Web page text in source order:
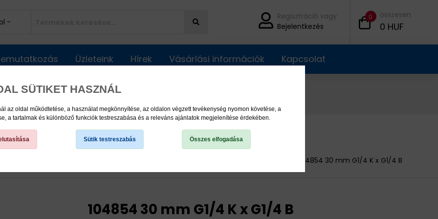
SÜTIKET HASZNÁL
az oldal működtetése, a használat megkönnyítése, az oldalon végzett tevékenység nyomon követése, a
a tartalmak és különböző funkciók testreszabása és a releváns ajánlatok megjelenítése érdekében.
Sütik testreszabás Összes elfogadása
Regisztráció vagy
Bejelentkezés
0 összesen
0 HUF
Üzleteink Hírek Vásárlási információk Kapcsolat
104854 30 mm G1/4 K x G1/4 B
104854 30 mm G1/4 K x G1/4 B